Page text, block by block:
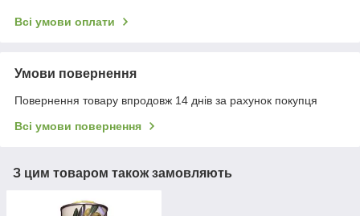
Всі умови оплати
Умови повернення
Повернення товару впродовж 14 днів за рахунок покупця
Всі умови повернення
З цим товаром також замовляють